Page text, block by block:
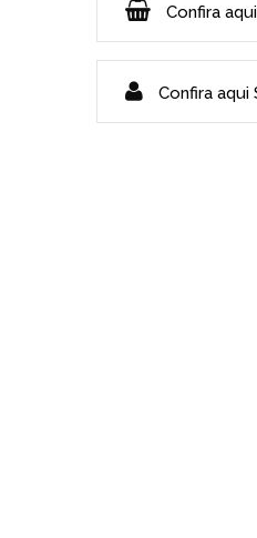
Confira
Confira aqui